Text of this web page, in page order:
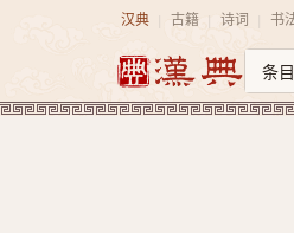
汉典 古籍 诗词 书